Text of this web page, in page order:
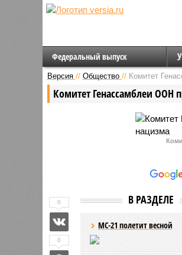
Федеральный выпуск
Версия // Общество // Комитет
Комитет Генассамблеи ООН
В РАЗДЕЛЕ
МС-21 полетит весной
0
0